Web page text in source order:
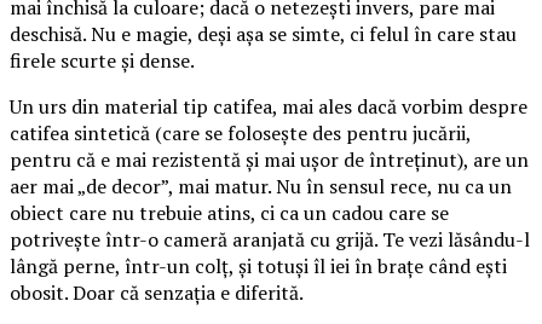
mai închisă la culoare; dacă o netezești invers, pare mai
deschisă. Nu e magie, deși așa se simte, ci felul în care stau
firele scurte și dense.
Un urs din material tip catifea, mai ales dacă vorbim despre
catifea sintetică (care se folosește des pentru jucării,
pentru că e mai rezistentă și mai ușor de întreținut), are un
aer mai „de decor”, mai matur. Nu în sensul rece, nu ca un
obiect care nu trebuie atins, ci ca un cadou care se
potrivește într-o cameră aranjată cu grijă. Te vezi lăsându-l
lângă perne, într-un colț, și totuși îl iei în brațe când ești
obosit. Doar că senzația e diferită.